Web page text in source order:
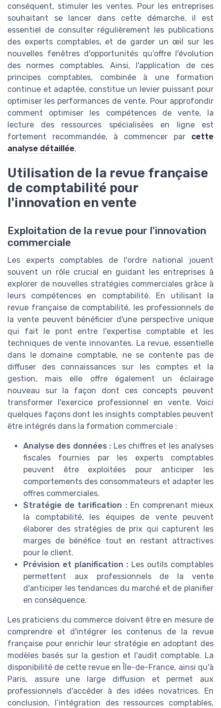
conséquent, stimuler les ventes. Pour les entreprises
souhaitant se lancer dans cette démarche, il est
essentiel de consulter régulièrement les publications
des experts comptables, et de garder un œil sur les
nouvelles fenêtres d'opportunités qu’offre l'évolution
des normes comptables. Ainsi, l'application de ces
principes comptables, combinée à une formation
continue et adaptée, constitue un levier puissant pour
optimiser les performances de vente. Pour approfondir
comment optimiser les compétences de vente, la
lecture des ressources spécialisées en ligne est
fortement recommandée, à commencer par cette
analyse détaillée.
Utilisation de la revue française
de comptabilité pour
l'innovation en vente
Exploitation de la revue pour l'innovation
commerciale
Les experts comptables de l'ordre national jouent
souvent un rôle crucial en guidant les entreprises à
explorer de nouvelles stratégies commerciales grâce à
leurs compétences en comptabilité. En utilisant la
revue française de comptabilité, les professionnels de
la vente peuvent bénéficier d'une perspective unique
qui fait le pont entre l'expertise comptable et les
techniques de vente innovantes. La revue, essentielle
dans le domaine comptable, ne se contente pas de
diffuser des connaissances sur les comptes et la
gestion, mais elle offre également un éclairage
nouveau sur la façon dont ces concepts peuvent
transformer l'exercice professionnel en vente. Voici
quelques façons dont les insights comptables peuvent
être intégrés dans la formation commerciale :
Analyse des données : Les chiffres et les analyses
fiscales fournies par les experts comptables
peuvent être exploitées pour anticiper les
comportements des consommateurs et adapter les
offres commerciales.
Stratégie de tarification :En comprenant mieux
la comptabilité, les équipes de vente peuvent
élaborer des stratégies de prix qui capturent les
marges de bénéfice tout en restant attractives
pour le client.
Prévision et planification : Les outils comptables
permettent aux professionnels de la vente
d'anticiper les tendances du marché et de planifier
en conséquence.
Les praticiens du commerce doivent être en mesure de
comprendre et d'intégrer les contenus de la revue
française pour enrichir leur stratégie en adoptant des
modèles basés sur la gestion et l'audit comptable. La
disponibilité de cette revue en Île-de-France, ainsi qu'à
Paris, assure une large diffusion et permet aux
professionnels d'accéder à des idées novatrices. En
conclusion, l’intégration des ressources comptables,